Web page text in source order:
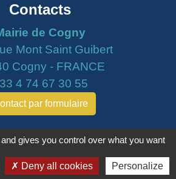
Contacts
de Cogny
Mont Saint Guibert
Cogny - FRANCE
4 74 67 30 55
par formulaire
Horaires
: 16h30 - 18h30
: 8h30 - 12h00
gives you control over what you want
Deny all cookies Personalize